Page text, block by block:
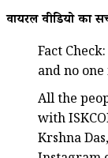
वायरल वीडियो का
Fact
and no
All the
with
Krshna